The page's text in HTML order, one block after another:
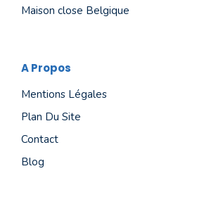
Maison close Belgique
A Propos
Mentions Légales
Plan Du Site
Contact
Blog